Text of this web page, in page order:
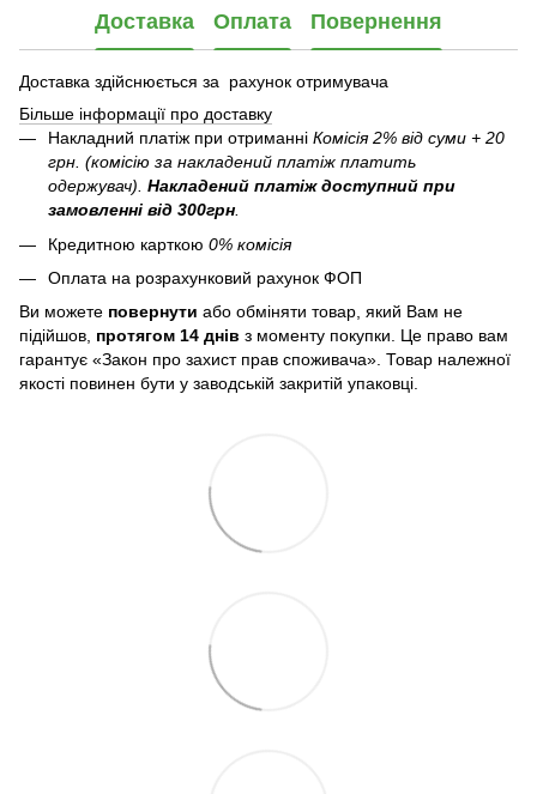
Доставка Оплата Повернення
Доставка здійснюється за рахунок отримувача
Більше інформації про доставку
Накладний платіж при отриманні Комісія 2% від суми + 20
грн. (комісію за накладений платіж платить
одержувач). Накладений платіж доступний при
замовленні від 300грн
Кредитною карткою 0% комісія
Оплата на розрахунковий рахунок ФОП
Ви можете повернути або обміняти товар, який Вам не
підійшов, протягом 14 днів з моменту покупки. Це право вам
гарантує «Закон про захист прав споживача». Товар належної
якості повинен бути у заводській закритій упаковці.